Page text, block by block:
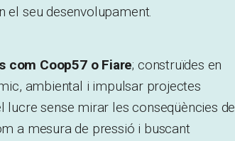
el seu desenvolupament.
com Coop57 o Fiare; construïdes en
ambiental i impulsar projectes
sense mirar les conseqüències de
a mesura de pressió i buscant